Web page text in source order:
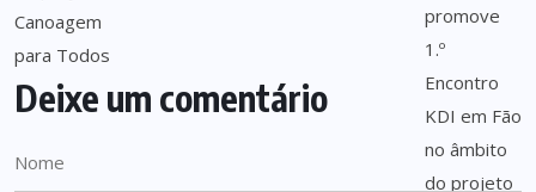
Deixe um comentário